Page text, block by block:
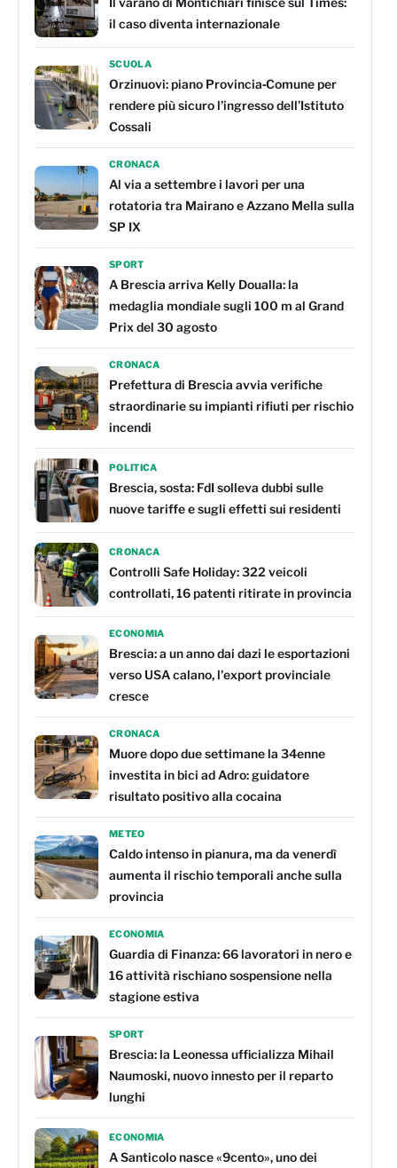
Il varano di Montichiari finisce sul Times:
il caso diventa internazionale
SCUOLA
Orzinuovi: piano Provincia‑Comune per
rendere più sicuro l’ingresso dell’Istituto
Cossali
CRONACA
Al via a settembre i lavori per una
rotatoria tra Mairano e Azzano Mella sulla
SP IX
SPORT
A Brescia arriva Kelly Doualla: la
medaglia mondiale sugli 100 m al Grand
Prix del 30 agosto
CRONACA
Prefettura di Brescia avvia verifiche
straordinarie su impianti rifiuti per rischio
incendi
POLITICA
Brescia, sosta: FdI solleva dubbi sulle
nuove tariffe e sugli effetti sui residenti
CRONACA
Controlli Safe Holiday: 322 veicoli
controllati, 16 patenti ritirate in provincia
ECONOMIA
Brescia: a un anno dai dazi le esportazioni
verso USA calano, l'export provinciale
cresce
CRONACA
Muore dopo due settimane la 34enne
investita in bici ad Adro: guidatore
risultato positivo alla cocaina
METEO
Caldo intenso in pianura, ma da venerdì
aumenta il rischio temporali anche sulla
provincia
ECONOMIA
Guardia di Finanza: 66 lavoratori in nero e
16 attività rischiano sospensione nella
stagione estiva
SPORT
Brescia: la Leonessa ufficializza Mihail
Naumoski, nuovo innesto per il reparto
lunghi
ECONOMIA
A Santicolo nasce «9cento», uno dei